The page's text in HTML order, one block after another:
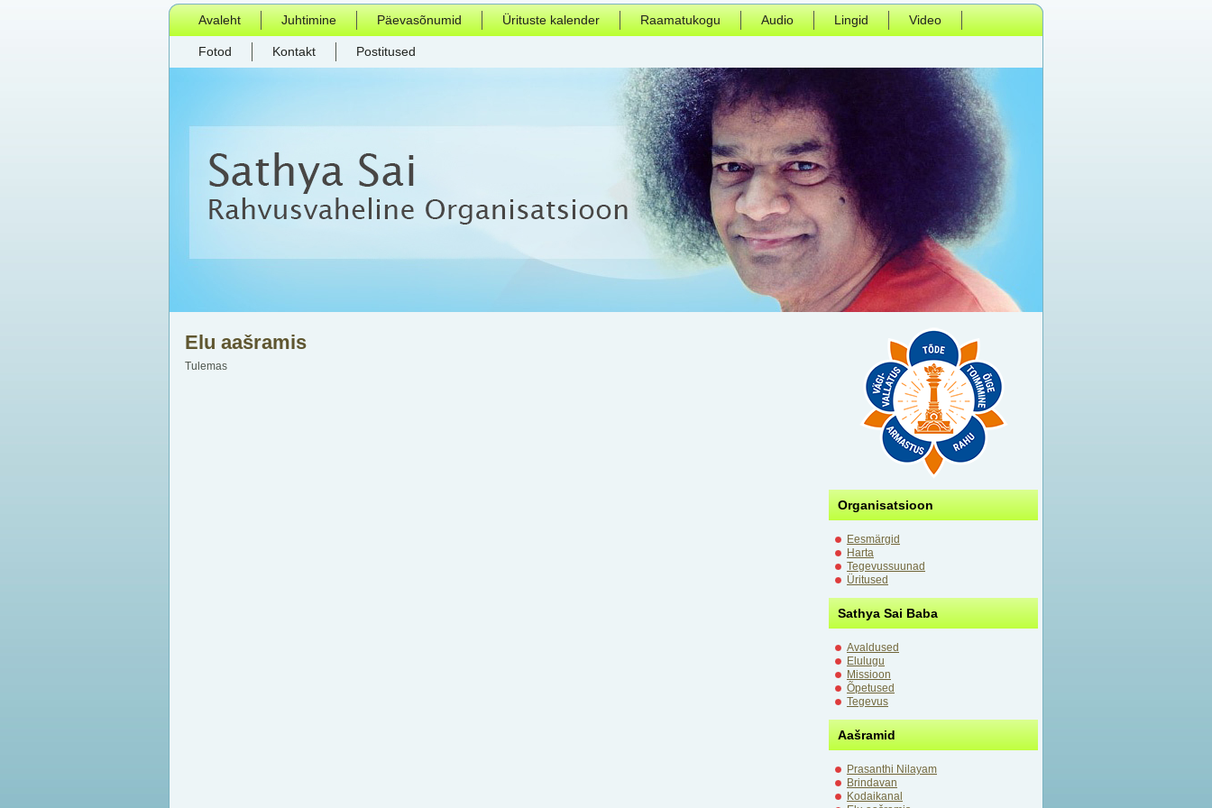
Avaleht Juhtimine Päevasõnumid Ürituste kalender Raamatukogu Audio Lingid Video
Fotod Kontakt Postitused
Elu aašramis
Tulemas
Organisatsioon
Eesmärgid
Harta
Tegevussuunad
Üritused
Sathya Sai Baba
Avaldused
Elulugu
Missioon
Õpetused
Tegevus
Aašramid
Prasanthi Nilayam
Brindavan
Kodaikanal